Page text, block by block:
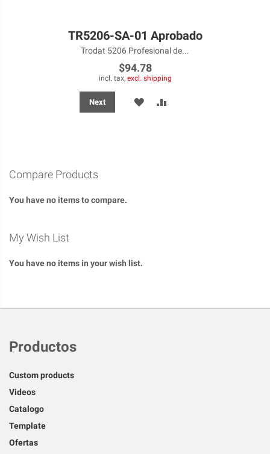
TR5206-SA-01 Aprobado
Trodat 5206 Profesional de...
$94.78
incl. tax, excl. shipping
Next ADD
Compare Products
You have no items to compare.
My Wish List
You have no items in your wish list.
Productos
Custom products
Videos
Catalogo
Template
Ofertas